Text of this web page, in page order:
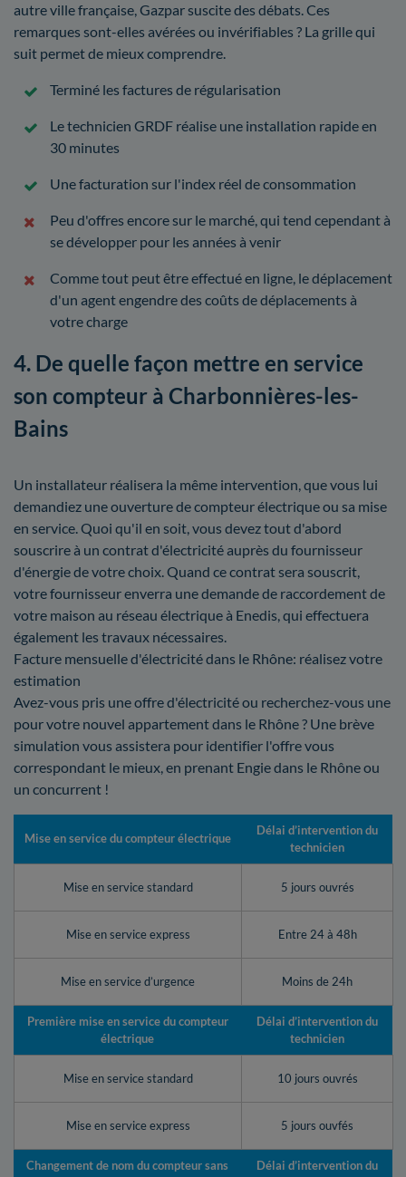
autre ville française, Gazpar suscite des débats. Ces
remarques sont-elles avérées ou invérifiables ? La grille qui
suit permet de mieux comprendre.
Terminé les factures de régularisation
Le technicien GRDF réalise une installation rapide en
30 minutes
Une facturation sur l'index réel de consommation
Peu d'offres encore sur le marché, qui tend cependant à
se développer pour les années à venir
Comme tout peut être effectué en ligne, le déplacement
d'un agent engendre des coûts de déplacements à
votre charge
4. De quelle façon mettre en service
son compteur à Charbonnières-les-
Bains
Un installateur réalisera la même intervention, que vous lui
demandiez une ouverture de compteur électrique ou sa mise
en service. Quoi qu'il en soit, vous devez tout d'abord
souscrire à un contrat d'électricité auprès du fournisseur
d'énergie de votre choix. Quand ce contrat sera souscrit,
votre fournisseur enverra une demande de raccordement de
votre maison au réseau électrique à Enedis, qui effectuera
également les travaux nécessaires.
Facture mensuelle d'électricité dans le Rhône: réalisez votre
estimation
Avez-vous pris une offre d'électricité ou recherchez-vous une
pour votre nouvel appartement dans le Rhône ? Une brève
simulation vous assistera pour identifier l'offre vous
correspondant le mieux, en prenant Engie dans le Rhône ou
un concurrent !
Mise en service du compteur électrique
Délai d’intervention du
technicien
Mise en service standard 5 jours ouvrés
Mise en service express Entre 24 à 48h
Mise en service d’urgence Moins de 24h
Première mise en service du compteur
électrique
Délai d’intervention du
technicien
Mise en service standard 10 jours ouvrés
Mise en service express 5 jours ouvfés
Changement de nom du compteur sans
Délai d’intervention du